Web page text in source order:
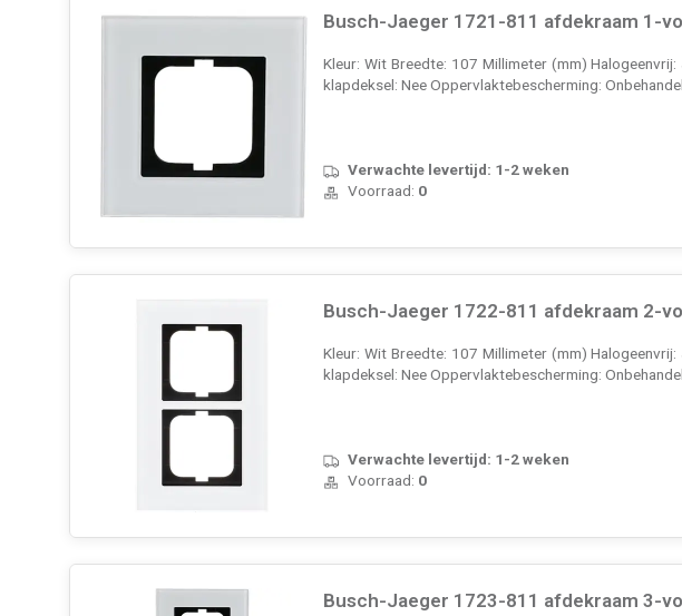
Busch-Jaeger 1721-811 afdekraam 1-
Kleur: Wit Breedte: 107 Millimeter (mm)
klapdeksel: Nee Oppervlaktebescherming:
Verwachte levertijd: 1-2 weken
Voorraad: 0
Busch-Jaeger 1722-811 afdekraam 2-
Kleur: Wit Breedte: 107 Millimeter (mm)
klapdeksel: Nee Oppervlaktebescherming:
Verwachte levertijd: 1-2 weken
Voorraad: 0
Busch-Jaeger 1723-811 afdekraam 3-